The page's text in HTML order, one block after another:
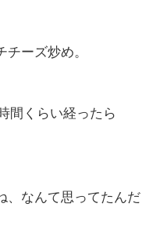
ーズ炒め。
間くらい経ったら
、なんて思ってたんだ